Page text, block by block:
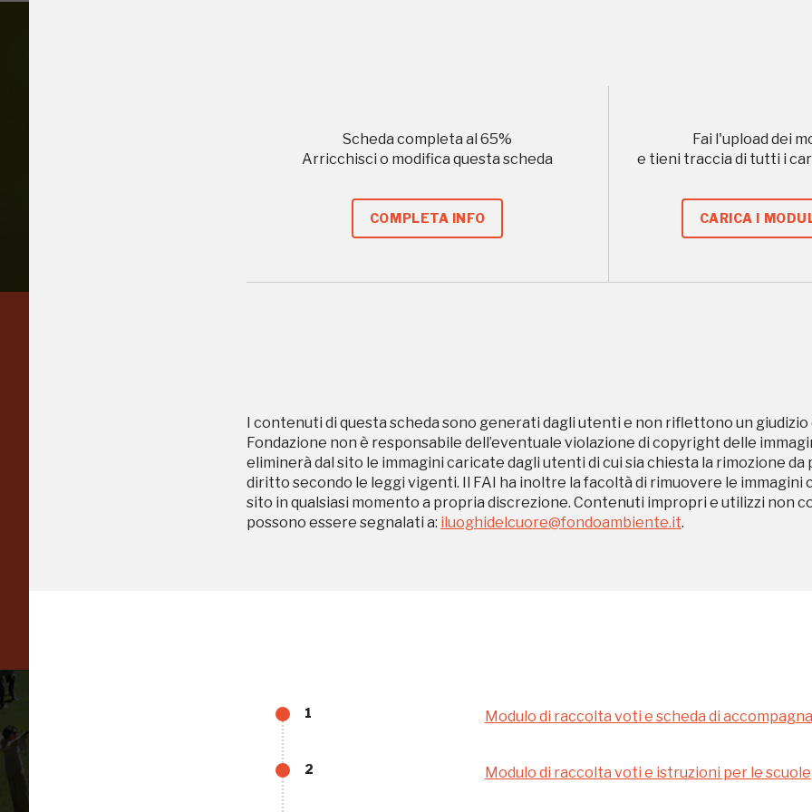
Scheda completa al 65%
Arricchisci o modifica questa scheda
COMPLETA INFO
Fai l'upload dei
e tieni traccia di tutti i
CARICA I
I contenuti di questa scheda sono generati dagli utenti e non riflettono un giudizio
Fondazione non è responsabile dell’eventuale violazione di copyright delle
eliminerà dal sito le immagini caricate dagli utenti di cui sia chiesta la rimozione
diritto secondo le leggi vigenti. Il FAI ha inoltre la facoltà di rimuovere le immagini
sito in qualsiasi momento a propria discrezione. Contenuti impropri e utilizzi non
possono essere segnalati a: iluoghidelcuore@fondoambiente.it.
1 Modulo di raccolta voti e scheda di
2 Modulo di raccolta voti e istruzioni per le scuole
nell'Italia più bella,
risparmiando.
Ingresso
gratuito
nei Beni FAI tutto
Palazzo Strozzi
Firenze